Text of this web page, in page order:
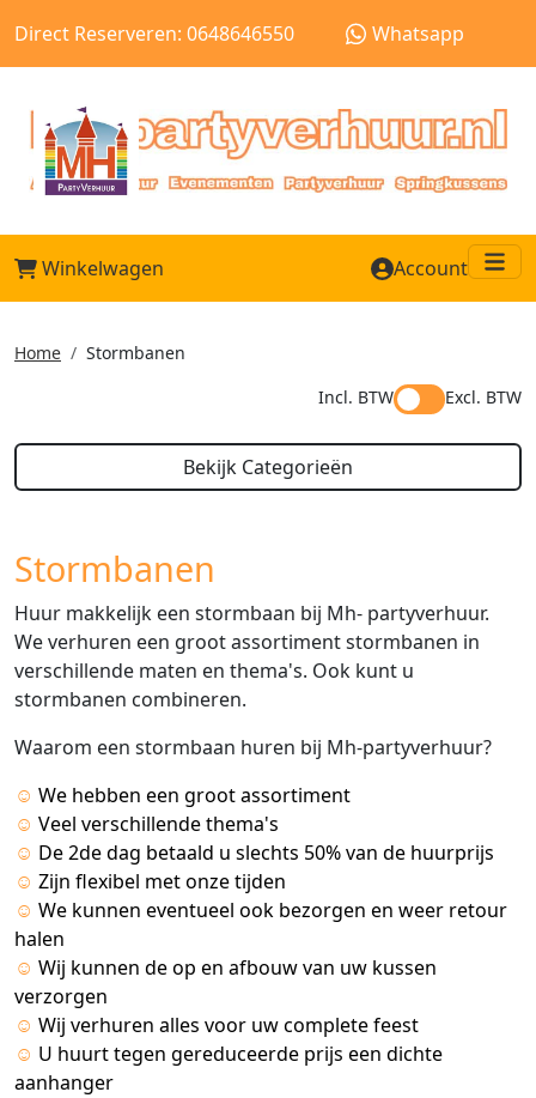
Direct Reserveren: 0648646550 Whatsapp
Winkelwagen Account
Home
Stormbanen
Incl. BTW
Excl. BTW
Bekijk Categorieën
Stormbanen
Huur makkelijk een stormbaan bij Mh- partyverhuur.
We verhuren een groot assortiment stormbanen in
verschillende maten en thema's. Ook kunt u
stormbanen combineren.
Waarom een stormbaan huren bij Mh-partyverhuur?
☺ We hebben een groot assortiment
☺ Veel verschillende thema's
☺ De 2de dag betaald u slechts 50% van de huurprijs
☺ Zijn flexibel met onze tijden
☺ We kunnen eventueel ook bezorgen en weer retour
halen
☺ Wij kunnen de op en afbouw van uw kussen
verzorgen
☺ Wij verhuren alles voor uw complete feest
☺ U huurt tegen gereduceerde prijs een dichte
aanhanger